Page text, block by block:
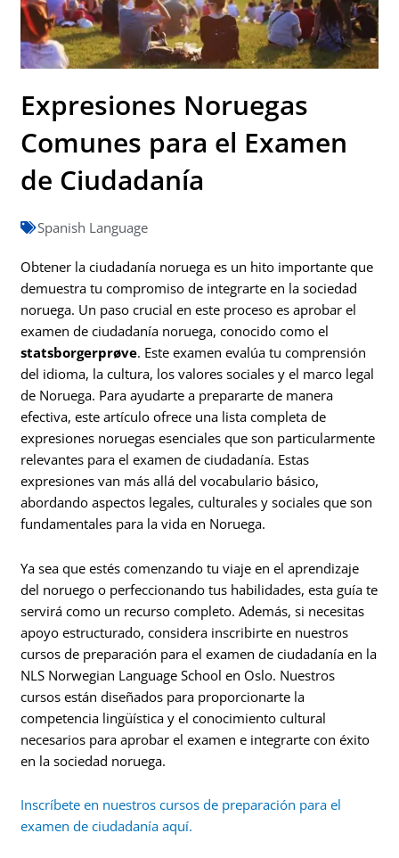
Expresiones Noruegas
Comunes para el Examen
de Ciudadanía
Spanish Language
Obtener la ciudadanía noruega es un hito importante que
demuestra tu compromiso de integrarte en la sociedad
noruega. Un paso crucial en este proceso es aprobar el
examen de ciudadanía noruega, conocido como el
statsborgerprøve. Este examen evalúa tu comprensión
del idioma, la cultura, los valores sociales y el marco legal
de Noruega. Para ayudarte a prepararte de manera
efectiva, este artículo ofrece una lista completa de
expresiones noruegas esenciales que son particularmente
relevantes para el examen de ciudadanía. Estas
expresiones van más allá del vocabulario básico,
abordando aspectos legales, culturales y sociales que son
fundamentales para la vida en Noruega.
Ya sea que estés comenzando tu viaje en el aprendizaje
del noruego o perfeccionando tus habilidades, esta guía te
servirá como un recurso completo. Además, si necesitas
apoyo estructurado, considera inscribirte en nuestros
cursos de preparación para el examen de ciudadanía en la
NLS Norwegian Language School en Oslo. Nuestros
cursos están diseñados para proporcionarte la
competencia lingüística y el conocimiento cultural
necesarios para aprobar el examen e integrarte con éxito
en la sociedad noruega.
Inscríbete en nuestros cursos de preparación para el
examen de ciudadanía aquí.